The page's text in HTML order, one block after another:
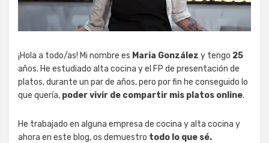
¡Hola a todo/as! Mi nombre es Maria González y tengo 25
años. He estudiado alta cocina y el FP de presentación de
platos, durante un par de años, pero por fin he conseguido lo
que quería, poder vivir de compartir mis platos online.
He trabajado en alguna empresa de cocina y alta cocina y
ahora en este blog, os demuestro todo lo que sé.